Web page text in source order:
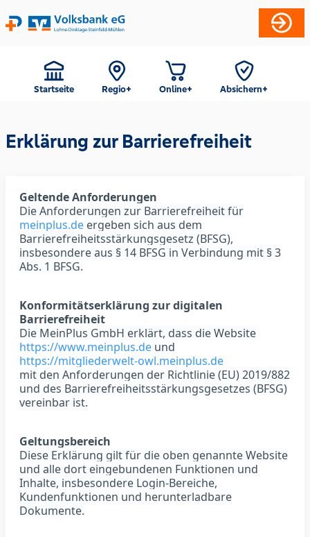
Startseite Regio+ Online+ Absichern+
Erklärung zur Barrierefreiheit
Geltende Anforderungen
Die Anforderungen zur Barrierefreiheit für
meinplus.de ergeben sich aus dem
Barrierefreiheitsstärkungsgesetz (BFSG),
insbesondere aus § 14 BFSG in Verbindung mit § 3
Abs. 1 BFSG.
Konformitätserklärung zur digitalen
Barrierefreiheit
Die MeinPlus GmbH erklärt, dass die Website
https://www.meinplus.de und
https://mitgliederwelt-owl.meinplus.de
mit den Anforderungen der Richtlinie (EU) 2019/882
und des Barrierefreiheitsstärkungsgesetzes (BFSG)
vereinbar ist.
Geltungsbereich
Diese Erklärung gilt für die oben genannte Website
und alle dort eingebundenen Funktionen und
Inhalte, insbesondere Login-Bereiche,
Kundenfunktionen und herunterladbare
Dokumente.